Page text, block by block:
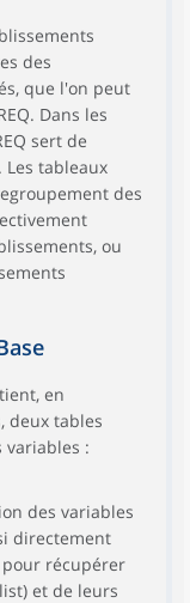
des
que l'on peut
Dans les
sert de
tableaux
des
ou
en
deux tables
variables :
des variables
directement
récupérer
et de leurs